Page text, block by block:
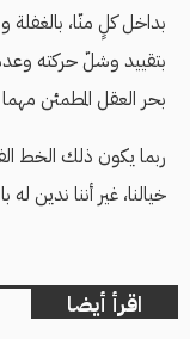
بداخل كلٍ منّا، بالغفلة
بتقييد وشلّ حركته
بحر العقل المطمئن
ربما يكون ذلك الخط
خيالنا، غير أننا ندين له
اقرأ أيضا